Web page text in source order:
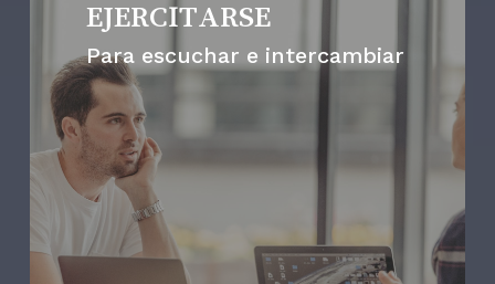
EJERCITARSE
Para escuchar e intercambiar